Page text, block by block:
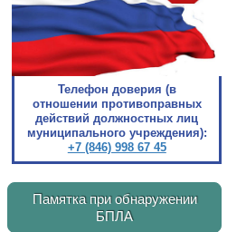
Телефон доверия (в
отношении противоправных
действий должностных лиц
муниципального учреждения):
+7 (846) 998 67 45
Памятка при обнаружении
БПЛА